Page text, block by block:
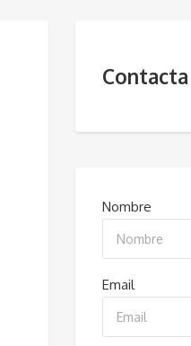
Contacta
Nombre
Email